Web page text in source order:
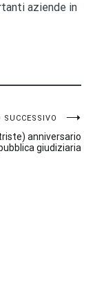
aziende in
SUCCESSIVO
anniversario
giudiziaria